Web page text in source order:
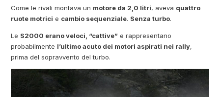
Come le rivali montava un motore da 2,0 litri, aveva quattro
ruote motrici e cambio sequenziale. Senza turbo.
Le S2000 erano veloci, “cattive” e rappresentano
probabilmente l’ultimo acuto dei motori aspirati nei rally,
prima del sopravvento del turbo.